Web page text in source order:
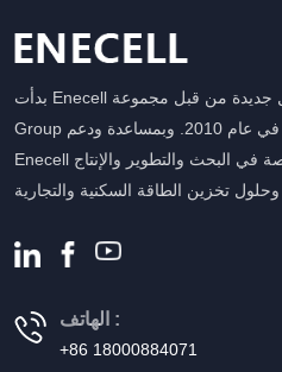
بدأت Enecell كوحدة أعمال جديدة من قبل مجموعة Sunfly Holding
Group التي تأسست في عام 2010. وبمساعدة ودعم Sunfly، نمت
Enecell لتصبح شركة خاصة متخصصة في البحث والتطوير والإنتاج
الهاتف :
+86 18000884071